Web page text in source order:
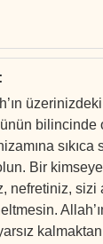
:
üzerinizdeki
bilincinde
sıkıca
Bir
nefretiniz, sizi
kalmaktan